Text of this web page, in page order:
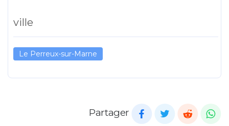
ville
Le Perreux-sur-Marne
Partager